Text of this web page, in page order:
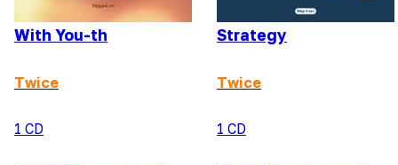
With You-th
Twice
1 CD
Strategy
Twice
1 CD